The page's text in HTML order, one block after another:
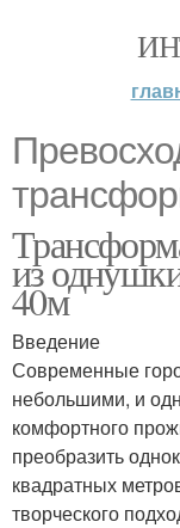
из
40м
Введение
Современные
небольшими, и
комфортного
преобразить
квадратных
творческого